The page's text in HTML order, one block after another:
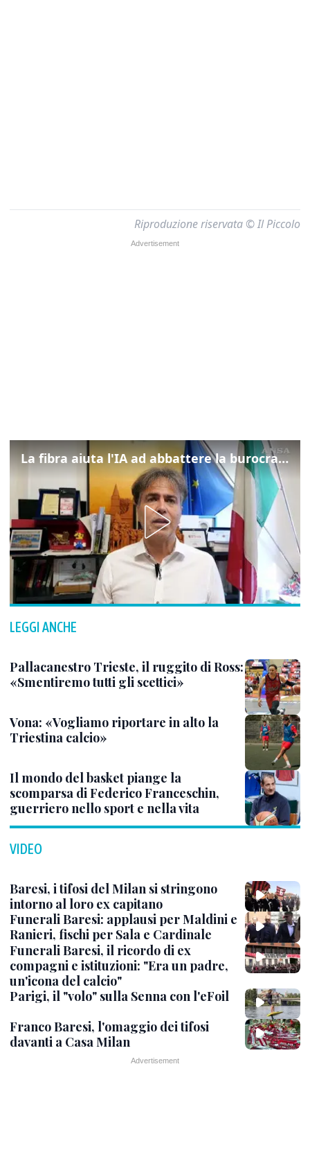
Riproduzione riservata © Il Piccolo
La fibra aiuta l'IA ad abbattere la burocrazia, progetto pilota in Veneto
LEGGI ANCHE
Pallacanestro Trieste, il ruggito di Ross:
«Smentiremo tutti gli scettici»
Vona: «Vogliamo riportare in alto la
Triestina calcio»
Il mondo del basket piange la
scomparsa di Federico Franceschin,
guerriero nello sport e nella vita
VIDEO
Baresi, i tifosi del Milan si stringono
intorno al loro ex capitano
Funerali Baresi: applausi per Maldini e
Ranieri, fischi per Sala e Cardinale
Funerali Baresi, il ricordo di ex
compagni e istituzioni: "Era un padre,
un'icona del calcio"
Parigi, il "volo" sulla Senna con l'eFoil
Franco Baresi, l'omaggio dei tifosi
davanti a Casa Milan